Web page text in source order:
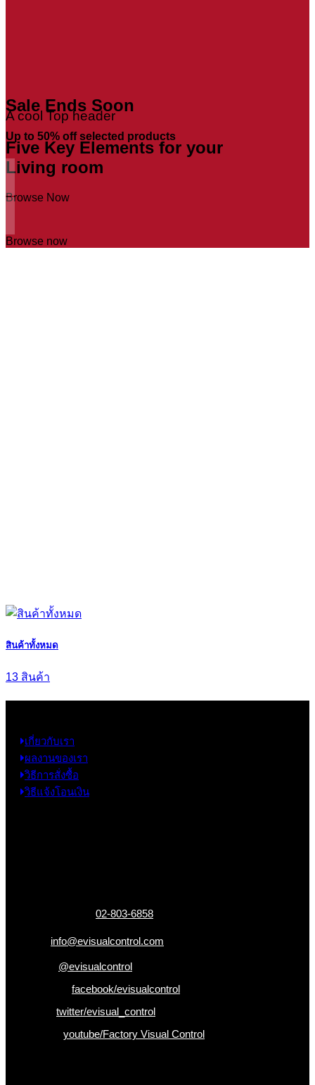
A cool Top header
Five Key Elements for your
Living room
Browse Now
Sale Ends Soon
Up to 50% offselected products
Browse now
สินค้าทั้งหมด
13 สินค้า
เกี่ยวกับเรา
ผลงานของเรา
วิธีการสั่งซื้อ
วิธีแจ้งโอนเงิน
02-803-6858
info@evisualcontrol.com
@evisualcontrol
facebook/evisualcontrol
twitter/evisual_control
youtube/Factory Visual Control